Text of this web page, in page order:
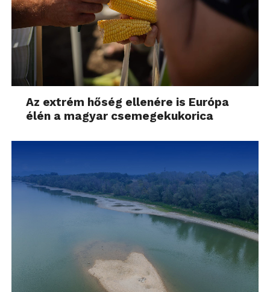
Az extrém hőség ellenére is Európa
élén a magyar csemegekukorica